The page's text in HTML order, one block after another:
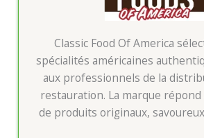
Classic Food Of America
spécialités américaines
aux professionnels de la
restauration. La marque répond
de produits originaux,